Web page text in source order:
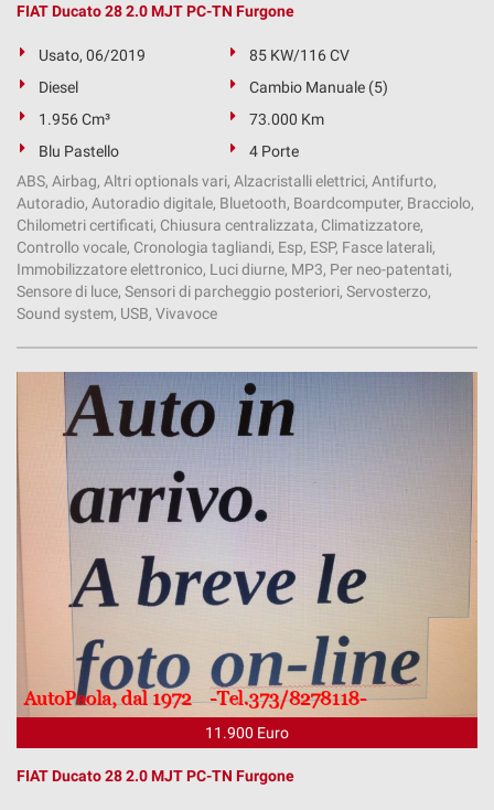
FIAT Ducato 28 2.0 MJT PC-TN Furgone
Usato, 06/2019
85 KW/116 CV
Diesel
Cambio Manuale (5)
1.956 Cm³
73.000 Km
Blu Pastello
4 Porte
ABS, Airbag, Altri optionals vari, Alzacristalli elettrici, Antifurto,
Autoradio, Autoradio digitale, Bluetooth, Boardcomputer, Bracciolo,
Chilometri certificati, Chiusura centralizzata, Climatizzatore,
Controllo vocale, Cronologia tagliandi, Esp, ESP, Fasce laterali,
Immobilizzatore elettronico, Luci diurne, MP3, Per neo-patentati,
Sensore di luce, Sensori di parcheggio posteriori, Servosterzo,
Sound system, USB, Vivavoce
11.900 Euro
FIAT Ducato 28 2.0 MJT PC-TN Furgone